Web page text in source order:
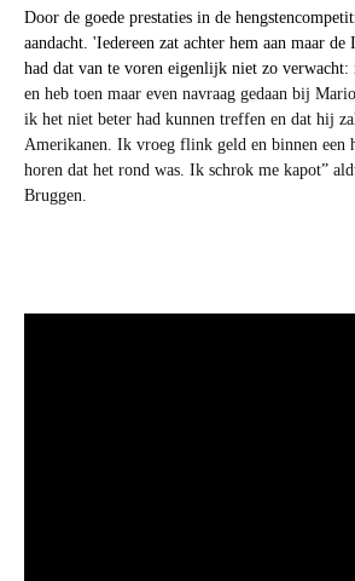
Door de goede prestaties in de
aandacht. 'Iedereen zat achter hem aan maar
had dat van te voren eigenlijk niet zo verwacht:
en heb toen maar even navraag gedaan bij
ik het niet beter had kunnen treffen en dat hij
Amerikanen. Ik vroeg flink geld en binnen een
horen dat het rond was. Ik schrok me kapot”
Bruggen.